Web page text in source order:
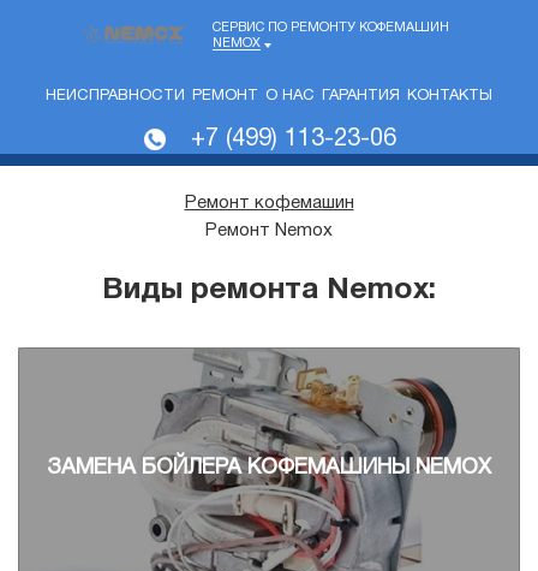
СЕРВИС ПО РЕМОНТУ КОФЕМАШИН
NEMOX
НЕИСПРАВНОСТИ РЕМОНТ О НАС ГАРАНТИЯ КОНТАКТЫ
+7 (499) 113-23-06
Ремонт кофемашин
Ремонт Nemox
Виды ремонта Nemox:
ЗАМЕНА БОЙЛЕРА КОФЕМАШИНЫ NEMOX